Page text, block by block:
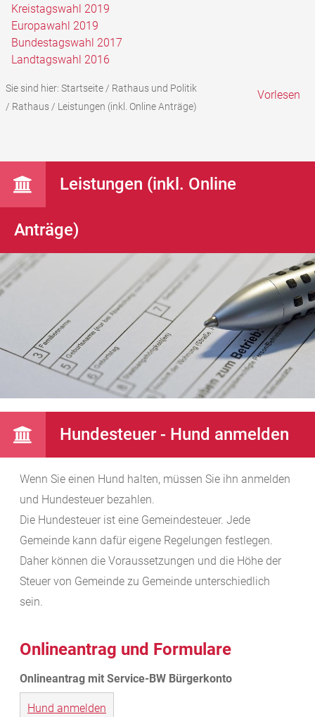
Kreistagswahl 2019
Europawahl 2019
Bundestagswahl 2017
Landtagswahl 2016
Sie sind hier: Startseite/ Rathaus und Politik
/ Rathaus/ Leistungen (inkl. Online Anträge)
Vorlesen
Leistungen (inkl. Online
Anträge)
Hundesteuer - Hund anmelden
Wenn Sie einen Hund halten, müssen Sie ihn anmelden
und Hundesteuer bezahlen.
Die Hundesteuer ist eine Gemeindesteuer. Jede
Gemeinde kann dafür eigene Regelungen festlegen.
Daher können die Voraussetzungen und die Höhe der
Steuer von Gemeinde zu Gemeinde unterschiedlich
sein.
Onlineantrag und Formulare
Hund anmelden